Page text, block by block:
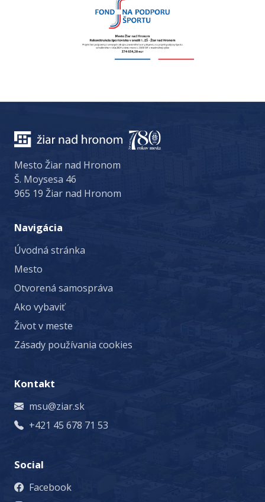
Mesto Žiar nad Hronom
Š. Moysesa 46
965 19 Žiar nad Hronom
Navigácia
Úvodná stránka
Mesto
Otvorená samospráva
Ako vybaviť
Život v meste
Zásady používania cookies
Kontakt
msu@ziar.sk
+421 45 678 71 53
Social
Facebook